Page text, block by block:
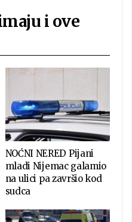
i ove
NOĆNI NERED Pijani
mladi Nijemac galamio
na ulici pa završio kod
sudca